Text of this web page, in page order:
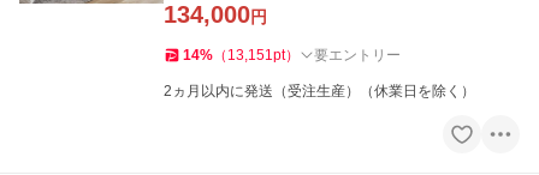
134,000円
14% （ 13,151pt） 要エントリー
2ヵ月以内に発送（受注生産）（休業日を除く）